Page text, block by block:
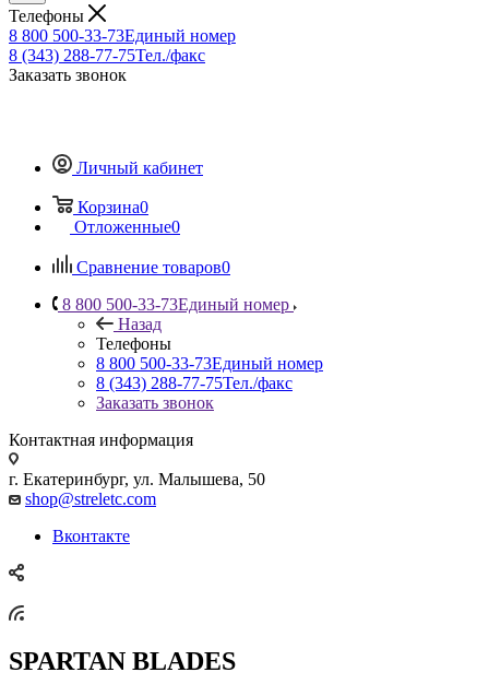
Телефоны
8 800 500-33-73Единый номер
8 (343) 288-77-75Тел./факс
Заказать звонок
Личный кабинет
Корзина0
Отложенные0
Сравнение товаров0
8 800 500-33-73Единый номер
Назад
Телефоны
8 800 500-33-73Единый номер
8 (343) 288-77-75Тел./факс
Заказать звонок
Контактная информация
г. Екатеринбург, ул. Малышева, 50
shop@streletc.com
Вконтакте
SPARTAN BLADES